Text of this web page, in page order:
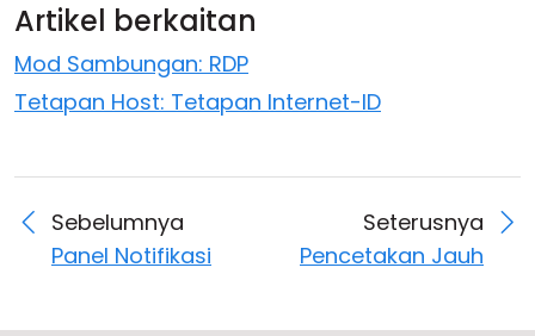
Artikel berkaitan
Mod Sambungan: RDP
Tetapan Host: Tetapan Internet-ID
Sebelumnya
Panel Notifikasi
Seterusnya
Pencetakan Jauh